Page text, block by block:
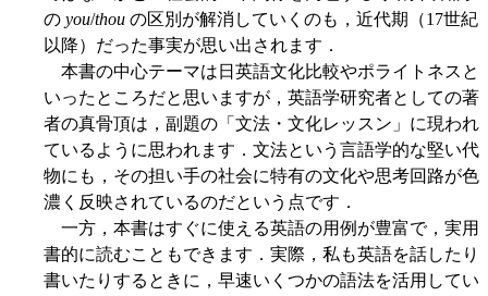
の you/thou の区別が解消していくのも，近代期（17世紀
以降）だった事実が思い出されます．
本書の中心テーマは日英語文化比較やポライトネスと
いったところだと思いますが，英語学研究者としての著
者の真骨頂は，副題の「文法・文化レッスン」に現われ
ているように思われます．文法という言語学的な堅い代
物にも，その担い手の社会に特有の文化や思考回路が色
濃く反映されているのだという点です．
一方，本書はすぐに使える英語の用例が豊富で，実用
書的に読むこともできます．実際，私も英語を話したり
書いたりするときに，早速いくつかの語法を活用してい